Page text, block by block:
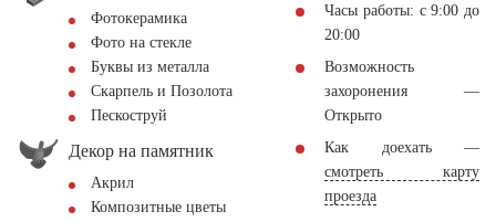
Фотокерамика
Фото на стекле
Буквы из металла
Скарпель и Позолота
Пескоструй
Декор на памятник
Акрил
Композитные цветы
Часы работы: с 9:00 до
20:00
Возможность
захоронения —
Открыто
Как доехать —
смотреть карту
проезда